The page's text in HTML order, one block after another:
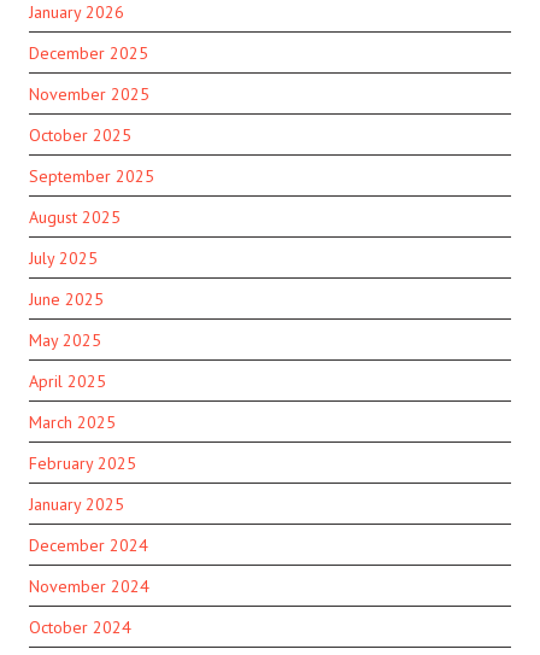
January 2026
December 2025
November 2025
October 2025
September 2025
August 2025
July 2025
June 2025
May 2025
April 2025
March 2025
February 2025
January 2025
December 2024
November 2024
October 2024